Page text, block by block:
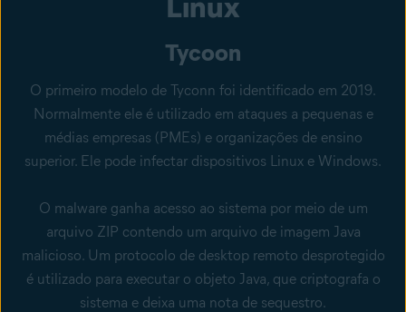
Tycoon
O primeiro modelo de Tyconn foi identificado em 2019.
Normalmente ele é utilizado em ataques a pequenas e
médias empresas (PMEs) e organizações de ensino
superior. Ele pode infectar dispositivos Linux e Windows.
O malware ganha acesso ao sistema por meio de um
arquivo ZIP contendo um arquivo de imagem Java
malicioso. Um protocolo de desktop remoto desprotegido
é utilizado para executar o objeto Java, que criptografa o
sistema e deixa uma nota de sequestro.